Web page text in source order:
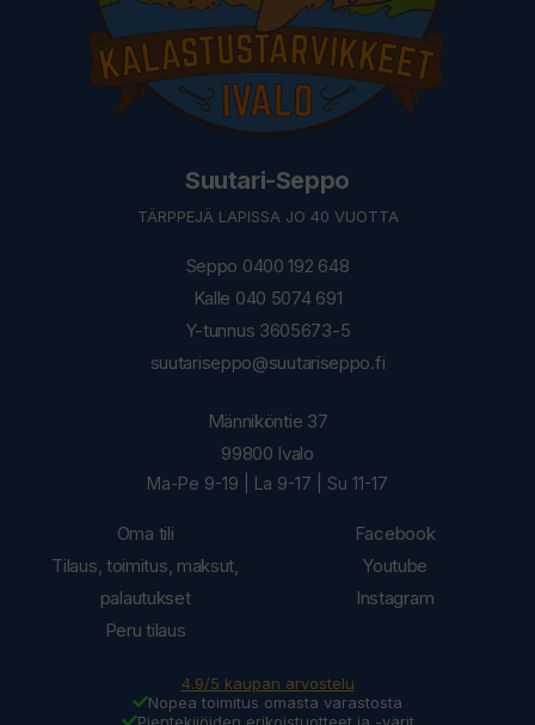
Suutari-Seppo
TÄRPPEJÄ LAPISSA JO 40 VUOTTA
Seppo 0400 192 648
Kalle 040 5074 691
Y-tunnus 3605673-5
suutariseppo@suutariseppo.fi
Oma tili
Tilaus, toimitus, maksut,
palautukset
Peru tilaus
Männiköntie 37
99800 Ivalo
Ma-Pe 9-19 | La 9-17 | Su 11-17
Facebook
Youtube
Instagram
4.9/5 kaupan arvostelu
Nopea toimitus omasta varastosta
Pientekijöiden erikoistuotteet ja -värit